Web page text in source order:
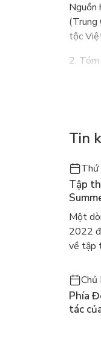
Nguồn
(Trung
tộc
2.
Câu
bên
Suốt
Nàng
Phải
Gặp
gieo
Cuối
chồng
Tin
Tập
ra
gây
Một
2022
về tập
Phía
tác